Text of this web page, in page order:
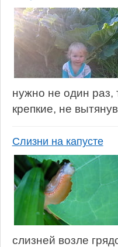
нужно не один
крепкие, не
Слизни на капусте
слизней возле